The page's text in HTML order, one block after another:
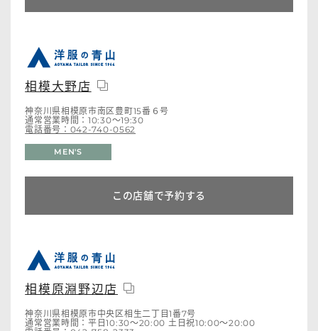
相模大野店
神奈川県相模原市南区豊町15番６号
通常営業時間：10:30～19:30
電話番号：042-740-0562
MEN'S
この店舗で予約する
相模原淵野辺店
神奈川県相模原市中央区相生二丁目1番7号
通常営業時間：平日10:30～20:00 土日祝10:00～20:00